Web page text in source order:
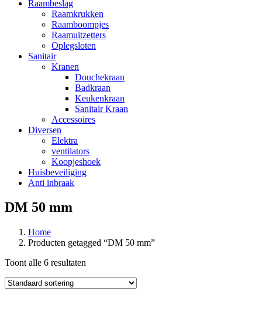
Raambeslag
Raamkrukken
Raamboompjes
Raamuitzetters
Oplegsloten
Sanitair
Kranen
Douchekraan
Badkraan
Keukenkraan
Sanitair Kraan
Accessoires
Diversen
Elektra
ventilators
Koopjeshoek
Huisbeveiliging
Anti inbraak
DM 50 mm
Home
Producten getagged “DM 50 mm”
Toont alle 6 resultaten